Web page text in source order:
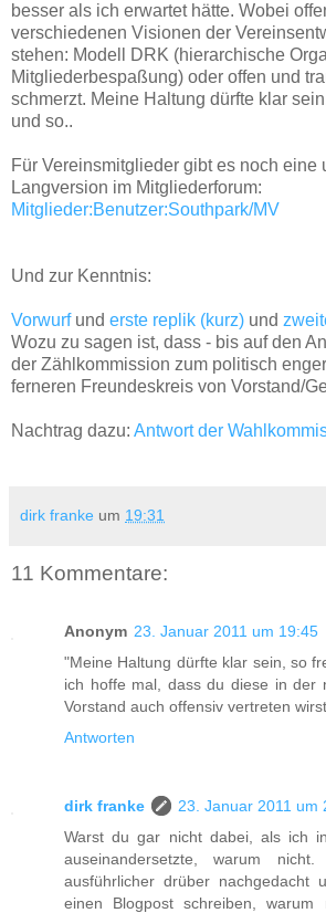
besser als ich erwartet hätte. Wobei
verschiedenen Visionen der
stehen: Modell DRK (hierarchische
Mitgliederbespaßung) oder offen und
schmerzt. Meine Haltung dürfte klar
und so..
Für Vereinsmitglieder gibt es noch eine
Langversion im Mitgliederforum:
Mitglieder:Benutzer:Southpark/MV
Und zur Kenntnis:
Vorwurf und erste replik (kurz) und
Wozu zu sagen ist, dass - bis auf den
der Zählkommission zum politisch
ferneren Freundeskreis von Vorstand/
Nachtrag dazu: Antwort der
dirk franke um 19:31
11 Kommentare:
Anonym 23. Januar 2011 um 19:45
"Meine Haltung dürfte klar sein, so
ich hoffe mal, dass du diese in der
Vorstand auch offensiv vertreten wirst
Antworten
dirk franke
23. Januar 2011 um
Warst du gar nicht dabei, als ich
auseinandersetzte, warum
ausführlicher drüber nachgedacht
einen Blogpost schreiben,